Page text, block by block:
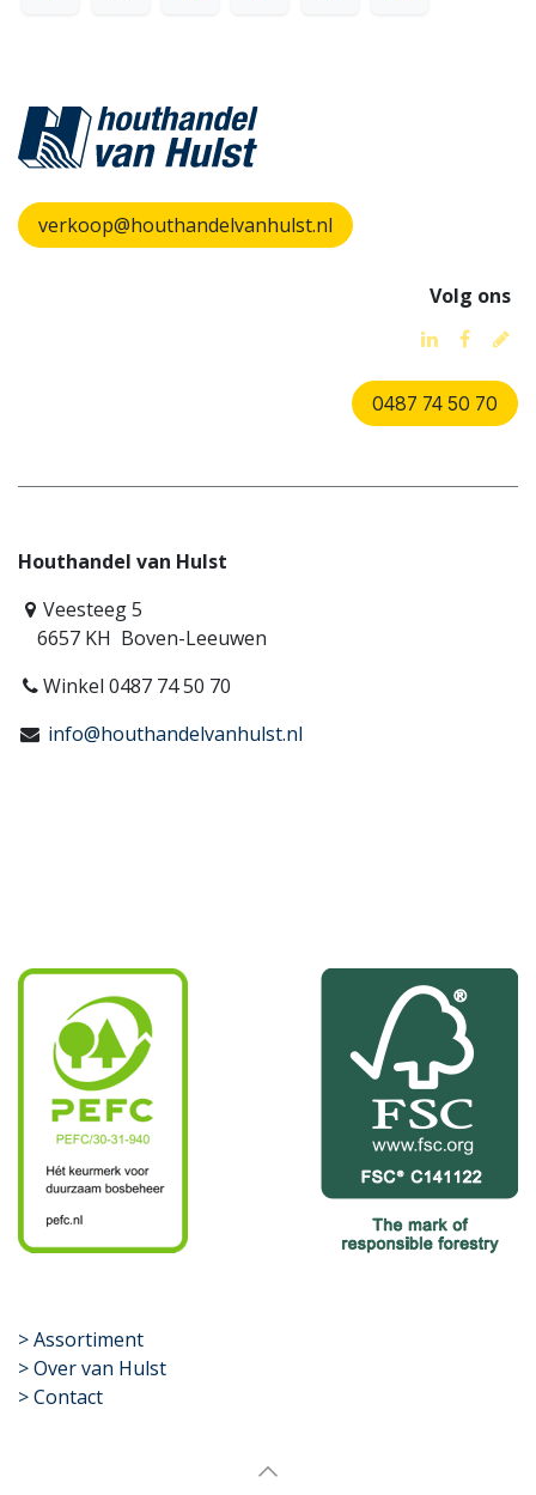
verkoop@houthandelvanhulst.nl
Volg ons
0487 74 50 70
Houthandel van Hulst
Veesteeg 5
6657 KH Boven-Leeuwen
Winkel 0487 74 50 70
info@houthandelvanhulst.nl
​>Assortiment
> Over van Hulst
> Contact